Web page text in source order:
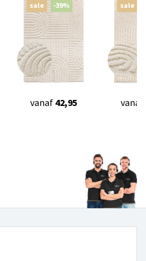
sale -39%
vanaf 42,95
sale
vanaf